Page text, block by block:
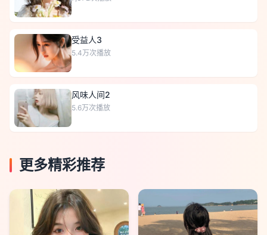
受益人3
5.4万次播放
风味人间2
5.6万次播放
更多精彩推荐